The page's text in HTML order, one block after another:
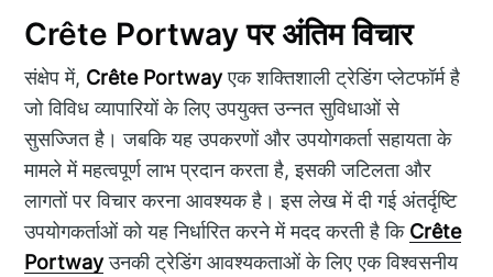
Crête Portway पर अंतिम विचार
संक्षेप में, Crête Portwayएक शक्तिशाली ट्रेडिंग प्लेटफॉर्म है
जो विविध व्यापारियों के लिए उपयुक्त उन्नत सुविधाओं से
सुसज्जित है। जबकि यह उपकरणों और उपयोगकर्ता सहायता के
मामले में महत्वपूर्ण लाभ प्रदान करता है, इसकी जटिलता और
लागतों पर विचार करना आवश्यक है। इस लेख में दी गई अंतर्दृष्टि
उपयोगकर्ताओं को यह निर्धारित करने में मदद करती है कि Crête
Portwayउनकी ट्रेडिंग आवश्यकताओं के लिए एक विश्वसनीय